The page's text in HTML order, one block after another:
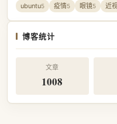
ubuntu5 疫情5 眼镜5 近
博客统计
文章
1008